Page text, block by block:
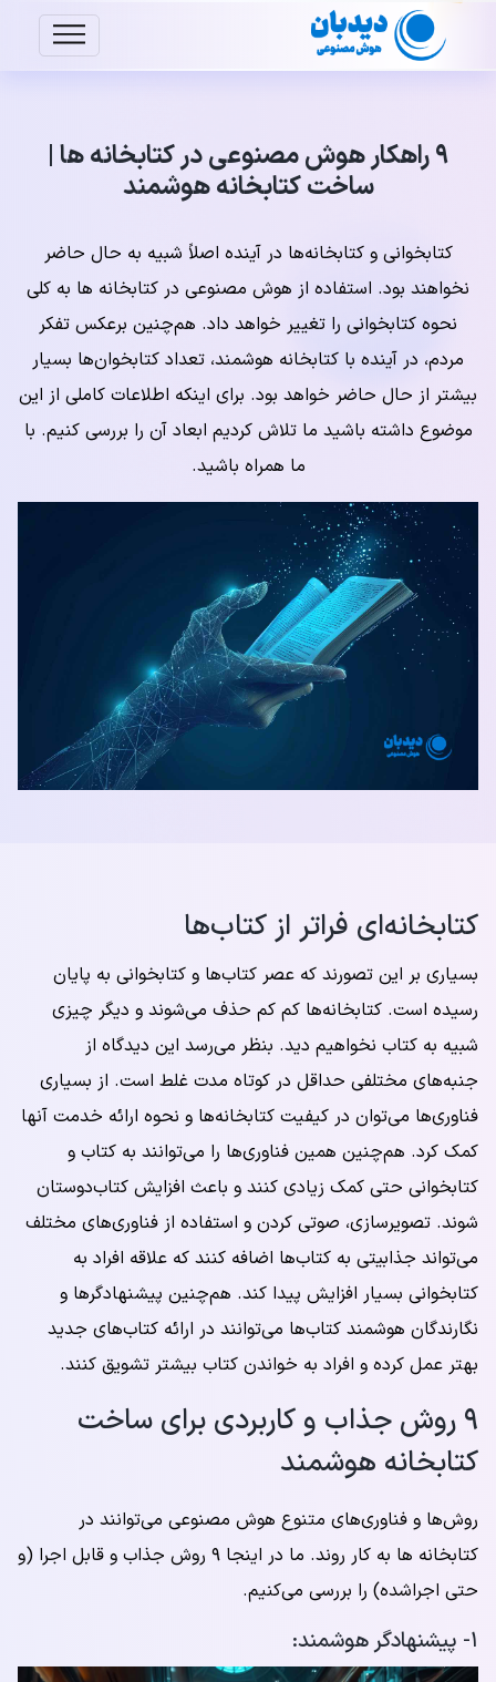
۹ راهکار هوش مصنوعی در کتابخانه ها |
ساخت کتابخانه هوشمند
کتابخوانی و کتابخانه‌ها در آینده اصلاً شبیه به حال حاضر
نخواهند بود. استفاده از هوش مصنوعی در کتابخانه ها به کلی
نحوه کتابخوانی را تغییر خواهد داد. هم‌چنین برعکس تفکر
مردم، در آینده با کتابخانه هوشمند، تعداد کتابخوان‌ها بسیار
بیشتر از حال حاضر خواهد بود. برای اینکه اطلاعات کاملی از این
موضوع داشته باشید ما تلاش کردیم ابعاد آن را بررسی کنیم. با
ما همراه باشید.
کتابخانه‌ای فراتر از کتاب‌ها
بسیاری بر این تصورند که عصر کتاب‌ها و کتابخوانی به پایان
رسیده است. کتابخانه‌ها کم کم حذف می‌شوند و دیگر چیزی
شبیه به کتاب نخواهیم دید. بنظر می‌رسد این دیدگاه از
جنبه‌های مختلفی حداقل در کوتاه مدت غلط است. از بسیاری
فناوری‌ها می‌توان در کیفیت کتابخانه‌ها و نحوه ارائه خدمت آنها
کمک کرد. هم‌چنین همین فناوری‌ها را می‌توانند به کتاب و
کتابخوانی حتی کمک زیادی کنند و باعث افزایش کتاب‌دوستان
شوند. تصویرسازی، صوتی کردن و استفاده از فناوری‌های مختلف
می‌تواند جذابیتی به کتاب‌ها اضافه کنند که علاقه افراد به
کتابخوانی بسیار افزایش پیدا کند. هم‌چنین پیشنهادگرها و
نگارندگان هوشمند کتاب‌ها می‌توانند در ارائه کتاب‌های جدید
بهتر عمل کرده و افراد به خواندن کتاب بیشتر تشویق کنند.
۹ روش جذاب و کاربردی برای ساخت
کتابخانه هوشمند
روش‌ها و فناوری‌های متنوع هوش مصنوعی می‌توانند در
کتابخانه ها به کار روند. ما در اینجا ۹ روش جذاب و قابل اجرا (و
حتی اجراشده) را بررسی می‌کنیم.
۱- پیشنهادگر هوشمند: